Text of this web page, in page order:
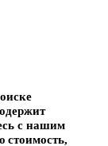
с нашим